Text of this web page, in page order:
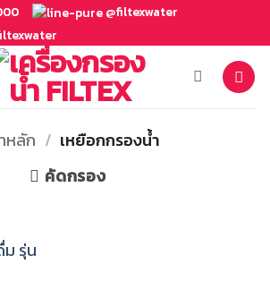
@filtexwater
หลัก / เหยือกกรองน้ำ
คัดกรอง